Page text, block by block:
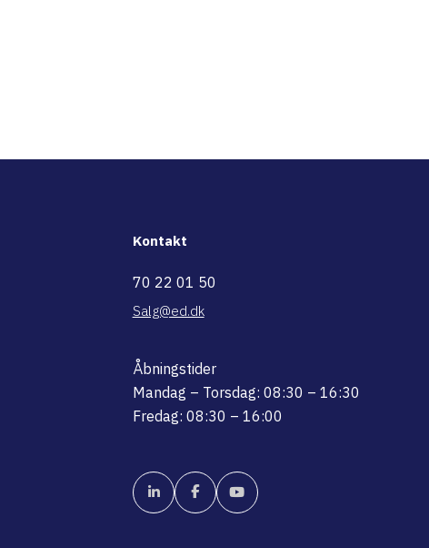
Kontakt
70 22 01 50
Salg@ed.dk
Åbningstider
Mandag – Torsdag: 08:30 – 16:30
Fredag: 08:30 – 16:00